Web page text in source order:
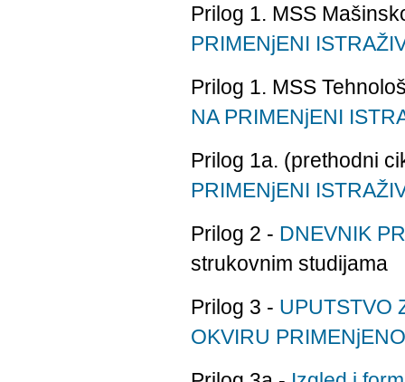
Prilog 1. MSS
PRIMENjENI
Prilog 1. MSS
NA PRIMENjENI
Prilog 1a. (prethodni
PRIMENjENI
Prilog 2 - DNEVNIK
strukovnim studijama
Prilog 3 - UPUTSTVO
OKVIRU